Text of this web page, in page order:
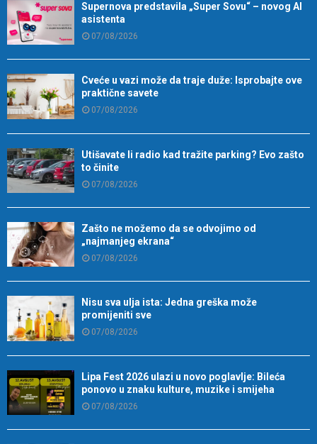
Supernova predstavila „Super Sovu“ – novog AI
asistenta
07/08/2026
Cveće u vazi može da traje duže: Isprobajte ove
praktične savete
07/08/2026
Utišavate li radio kad tražite parking? Evo zašto
to činite
07/08/2026
Zašto ne možemo da se odvojimo od
„najmanjeg ekrana“
07/08/2026
Nisu sva ulja ista: Jedna greška može
promijeniti sve
07/08/2026
Lipa Fest 2026 ulazi u novo poglavlje: Bileća
ponovo u znaku kulture, muzike i smijeha
07/08/2026